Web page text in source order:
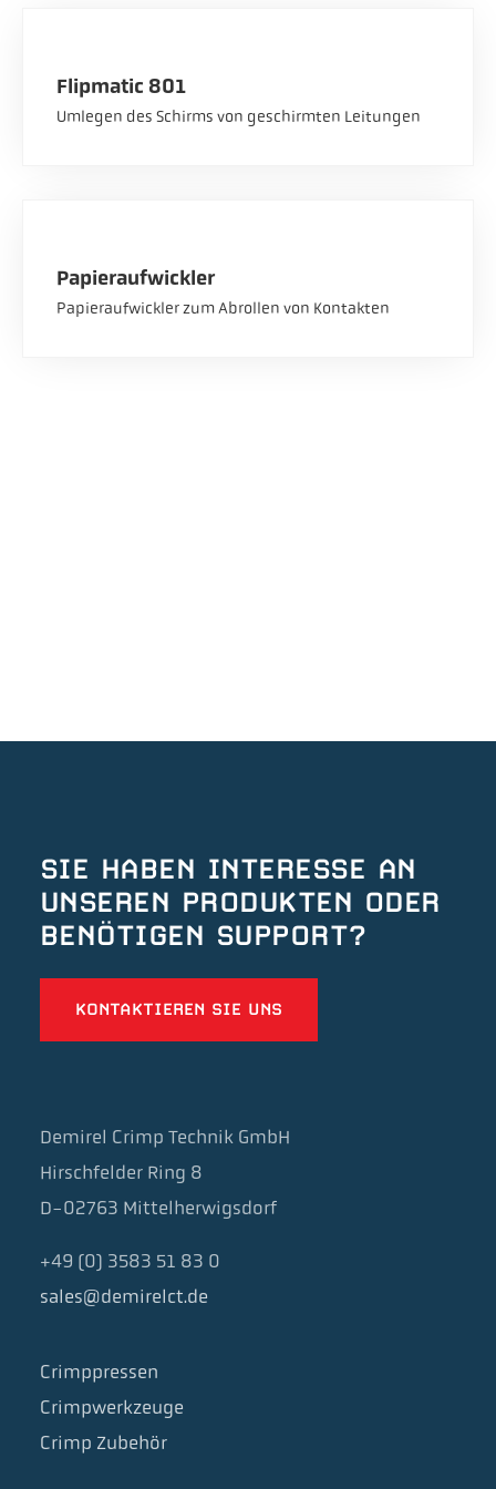
Flipmatic 801
Umlegen des Schirms von geschirmten Leitungen
Papieraufwickler
Papieraufwickler zum Abrollen von Kontakten
SIE HABEN INTERESSE AN
UNSEREN PRODUKTEN ODER
BENÖTIGEN SUPPORT?
KONTAKTIEREN SIE UNS
Demirel Crimp Technik GmbH
Hirschfelder Ring 8
D-02763 Mittelherwigsdorf
+49 (0) 3583 51 83 0
sales@demirelct.de
Crimppressen
Crimpwerkzeuge
Crimp Zubehör